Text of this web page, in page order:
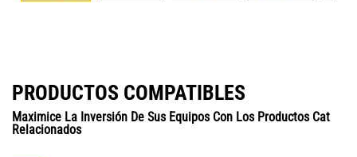
PRODUCTOS COMPATIBLES
Maximice La Inversión De Sus Equipos Con Los Productos Cat
Relacionados